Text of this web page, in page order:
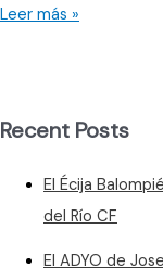
Marino
Segunda
Leer más »
Recent Posts
El Écija
del Río CF
El ADYO de